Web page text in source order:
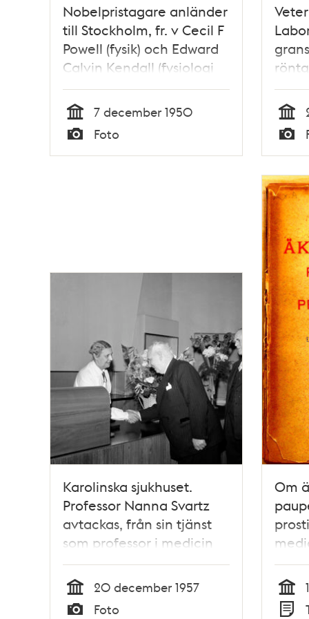
Nobelpristagare anländer
till Stockholm, fr. v Cecil F
Powell (fysik) och Edward
Calvin Kendall (fysiologi
och medicin)
Tid
7 december 1950
Typ
Foto Tid
Typ
Karolinska sjukhuset.
Professor Nanna Svartz
avtackas, från sin tjänst
som professor i medicin
vid Karolinska institutet
och överläkare vid
Karolinska sjukhuset
Tid
20 december 1957
Foto
Om
Tid